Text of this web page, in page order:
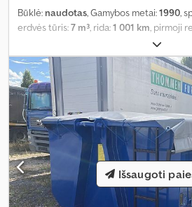
Būklė: naudotas, Gamybos metai:1990,
erdvės tūris:7 m³ , rida:1 001 km , pirmoji
, vairuotojo kabina:
Išsaugoti